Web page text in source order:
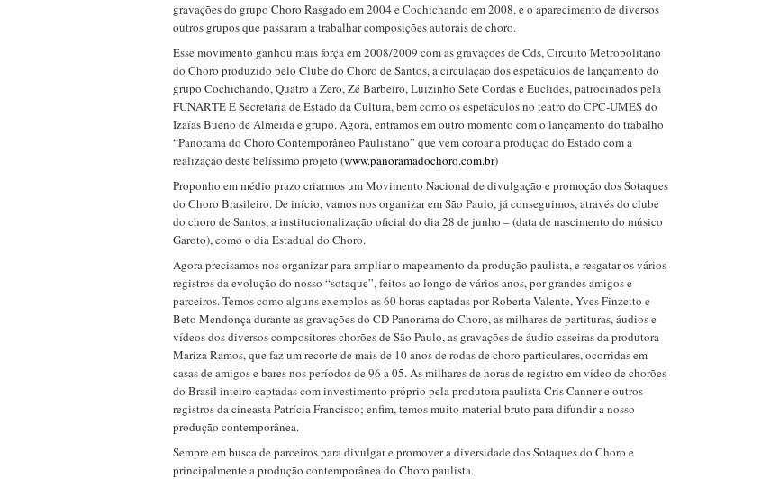
gravações do grupo Choro Rasgado em 2004 e Cochichando em 2008, e o aparecimento de diversos
outros grupos que passaram a trabalhar composições autorais de choro.
Esse movimento ganhou mais força em 2008/2009 com as gravações de Cds, Circuito Metropolitano
do Choro produzido pelo Clube do Choro de Santos, a circulação dos espetáculos de lançamento do
grupo Cochichando, Quatro a Zero, Zé Barbeiro, Luizinho Sete Cordas e Euclides, patrocinados pela
FUNARTE E Secretaria de Estado da Cultura, bem como os espetáculos no teatro do CPC-UMES do
Izaías Bueno de Almeida e grupo. Agora, entramos em outro momento com o lançamento do trabalho
“Panorama do Choro Contemporâneo Paulistano” que vem coroar a produção do Estado com a
realização deste belíssimo projeto (www.panoramadochoro.com.br)
Proponho em médio prazo criarmos um Movimento Nacional de divulgação e promoção dos Sotaques
do Choro Brasileiro. De início, vamos nos organizar em São Paulo, já conseguimos, através do clube
do choro de Santos, a institucionalização oficial do dia 28 de junho – (data de nascimento do músico
Garoto), como o dia Estadual do Choro.
Agora precisamos nos organizar para ampliar o mapeamento da produção paulista, e resgatar os vários
registros da evolução do nosso “sotaque”, feitos ao longo de vários anos, por grandes amigos e
parceiros. Temos como alguns exemplos as 60 horas captadas por Roberta Valente, Yves Finzetto e
Beto Mendonça durante as gravações do CD Panorama do Choro, as milhares de partituras, áudios e
vídeos dos diversos compositores chorões de São Paulo, as gravações de áudio caseiras da produtora
Mariza Ramos, que faz um recorte de mais de 10 anos de rodas de choro particulares, ocorridas em
casas de amigos e bares nos períodos de 96 a 05. As milhares de horas de registro em vídeo de chorões
do Brasil inteiro captadas com investimento próprio pela produtora paulista Cris Canner e outros
registros da cineasta Patrícia Francisco; enfim, temos muito material bruto para difundir a nosso
produção contemporânea.
Sempre em busca de parceiros para divulgar e promover a diversidade dos Sotaques do Choro e
principalmente a produção contemporânea do Choro paulista.